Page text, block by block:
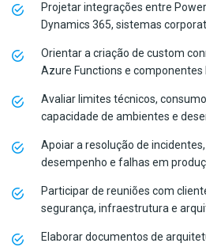
Projetar integrações entre
Dynamics 365, sistemas
Orientar a criação de custom
Azure Functions e componentes
Avaliar limites técnicos,
capacidade de ambientes e
Apoiar a resolução de
desempenho e falhas em
Participar de reuniões com
segurança, infraestrutura e
Elaborar documentos de